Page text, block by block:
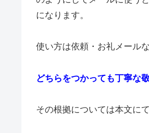
になります。
使い方は依頼・お礼メール
どちらをつかっても丁寧な
その根拠については本文にて